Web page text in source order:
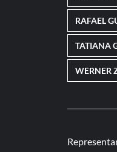
RAFAEL
TATIANA
WERNER